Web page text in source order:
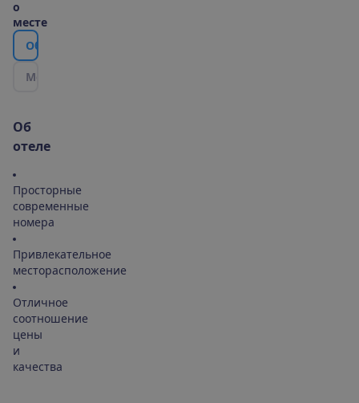
о
месте
Об
М
Об
отеле
Просторные
современные
номера
Привлекательное
месторасположение
Отличное
соотношение
цены
и
качества